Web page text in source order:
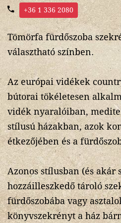
+36 1 336 2080
Tömörfa fürdőszoba
választható színben.
Az európai vidékek
bútorai tökéletesen
vidék nyaralóiban,
stílusú házakban, azok
étkezőjében és a
Azonos stílusban (és akár
hozzáilleszkedő tároló
fürdőszobába vagy
könyvszekrényt a ház